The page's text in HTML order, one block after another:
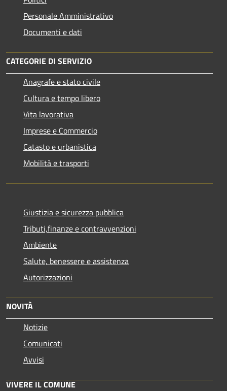
Personale Amministrativo
Documenti e dati
CATEGORIE DI SERVIZIO
Anagrafe e stato civile
Cultura e tempo libero
Vita lavorativa
Imprese e Commercio
Catasto e urbanistica
Mobilità e trasporti
Giustizia e sicurezza pubblica
Tributi,finanze e contravvenzioni
Ambiente
Salute, benessere e assistenza
Autorizzazioni
NOVITÀ
Notizie
Comunicati
Avvisi
VIVERE IL COMUNE